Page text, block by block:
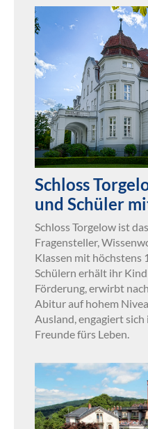
Schloss
und Schüler
Schloss Torgelow ist
Fragensteller,
Klassen mit höchstens
Schülern erhält ihr
Förderung, erwirbt
Abitur auf hohem
Ausland, engagiert
Freunde fürs Leben.